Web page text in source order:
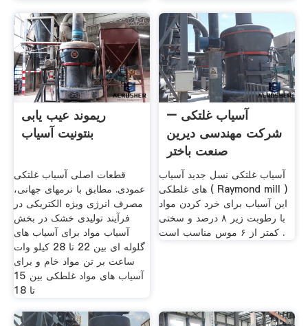
ریموند عیب یابی
بنتونیت آسیاب
قطعات اصلی آسیاب غلتکی
عمودی. مطابق با نرمهای جهانی،
مصرف انرژی ویژه الکتریکی در
فرآیند تولیدی خشک در بخش
آسیاب مواد برای آسیاب های
گلوله ای بین 22 تا 28 کیلو وات
ساعت بر تن مواد خام و برای
آسیاب های مواد غلطکی بین 15
تا 18
آسیاب غلتکی –
شرکت مهندسی دیرین
صنعت باختر
آسیاب غلتکی نسل جدید آسیاب
های غلطکی ( Raymond mill )
این آسیاب برای خرد کردن مواد
با رطوبت زیر ۸ درصد و سختی
کمتر از ۶ موس مناسب است .